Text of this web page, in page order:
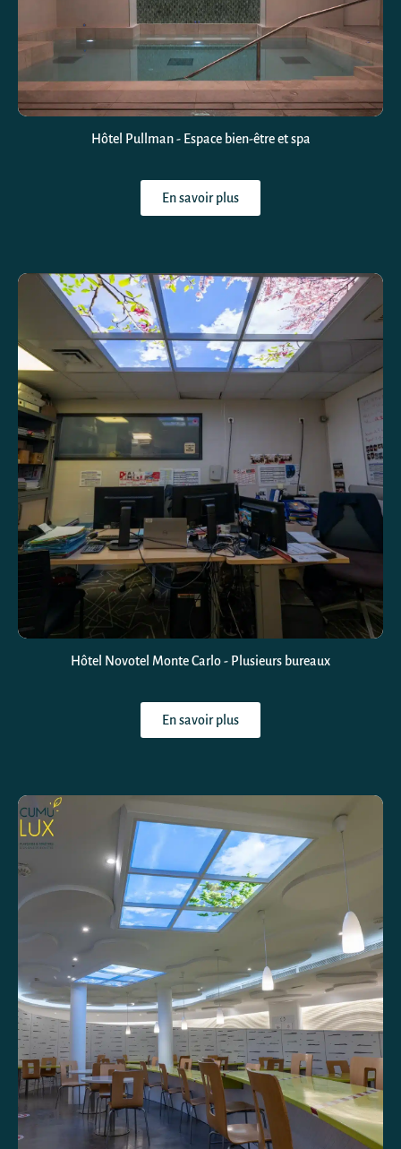
Hôtel Pullman - Espace bien-être et spa
En savoir plus
Hôtel Novotel Monte Carlo - Plusieurs bureaux
En savoir plus